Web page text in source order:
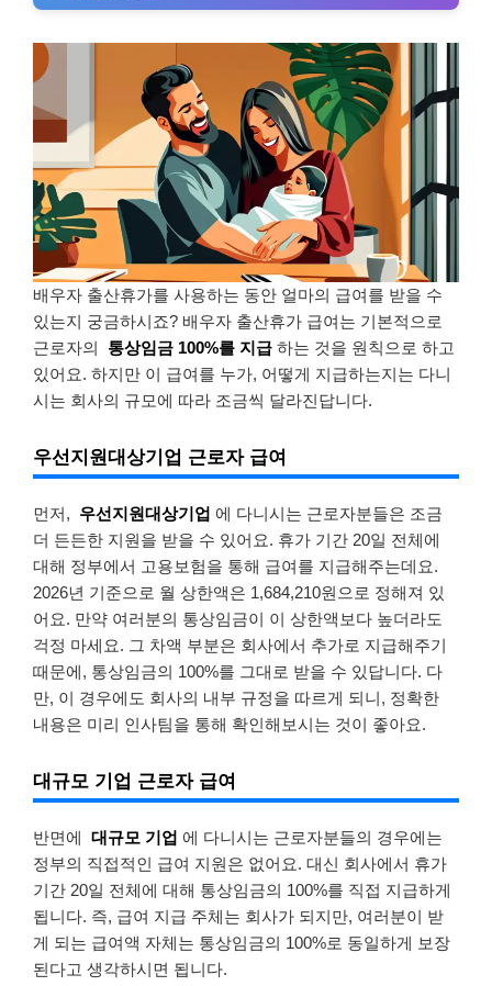
배우자 출산휴가를 사용하는 동안 얼마의 급여를 받을 수
있는지 궁금하시죠? 배우자 출산휴가 급여는 기본적으로
근로자의
통상임금 100%를 지급 하는 것을 원칙으로 하고
있어요. 하지만 이 급여를 누가, 어떻게 지급하는지는 다니
시는 회사의 규모에 따라 조금씩 달라진답니다.
우선지원대상기업 근로자 급여
먼저, 우선지원대상기업 에 다니시는 근로자분들은 조금
더 든든한 지원을 받을 수 있어요. 휴가 기간 20일 전체에
대해 정부에서 고용보험을 통해 급여를 지급해주는데요.
2026년 기준으로 월 상한액은 1,684,210원으로 정해져 있
어요. 만약 여러분의 통상임금이 이 상한액보다 높더라도
걱정 마세요. 그 차액 부분은 회사에서 추가로 지급해주기
때문에, 통상임금의 100%를 그대로 받을 수 있답니다. 다
만, 이 경우에도 회사의 내부 규정을 따르게 되니, 정확한
내용은 미리 인사팀을 통해 확인해보시는 것이 좋아요.
대규모 기업 근로자 급여
반면에 대규모 기업 에 다니시는 근로자분들의 경우에는
정부의 직접적인 급여 지원은 없어요. 대신 회사에서 휴가
기간 20일 전체에 대해 통상임금의 100%를 직접 지급하게
됩니다. 즉, 급여 지급 주체는 회사가 되지만, 여러분이 받
게 되는 급여액 자체는 통상임금의 100%로 동일하게 보장
된다고 생각하시면 됩니다.